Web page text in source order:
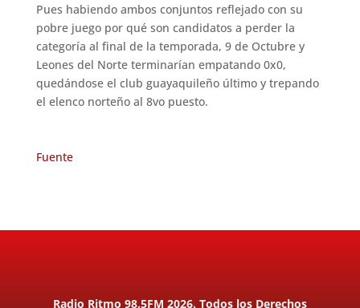
Pues habiendo ambos conjuntos reflejado con su
pobre juego por qué son candidatos a perder la
categoría al final de la temporada, 9 de Octubre y
Leones del Norte terminarían empatando 0x0,
quedándose el club guayaquileño último y trepando
el elenco norteño al 8vo puesto.
Fuente
Radio Ritmo 98.5FM 2026. Todos los Derechos